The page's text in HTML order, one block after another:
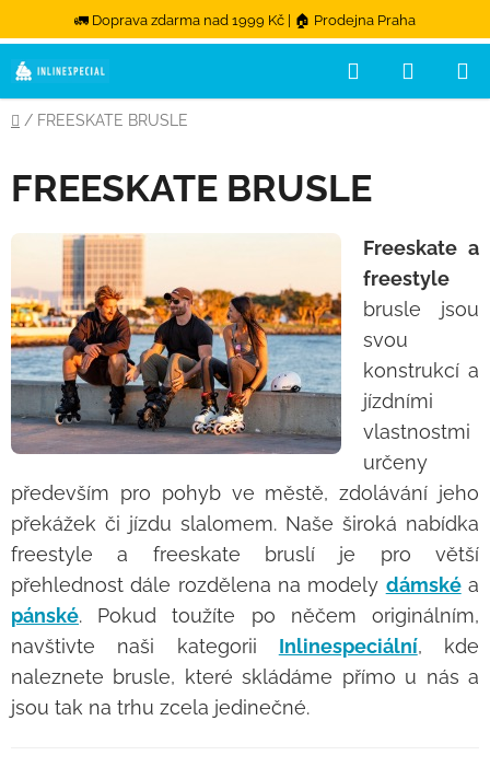
🚛 Doprava zdarma nad 1999 Kč | 🏠 Prodejna Praha
Hledat
Domů
/ FREESKATE BRUSLE
FREESKATE BRUSLE
Freeskate a
freestyle
brusle jsou
svou
konstrukcí a
jízdními
vlastnostmi
určeny
především pro pohyb ve městě, zdolávání jeho
překážek či jízdu slalomem. Naše široká nabídka
freestyle a freeskate bruslí je pro větší
přehlednost dále rozdělena na modely dámskéa
pánské. Pokud toužíte po něčem originálním,
navštivte naši kategorii Inlinespeciální, kde
naleznete brusle, které skládáme přímo u nás a
jsou tak na trhu zcela jedinečné.